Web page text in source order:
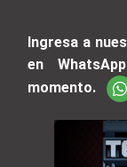
Ingresa a
en
momento.